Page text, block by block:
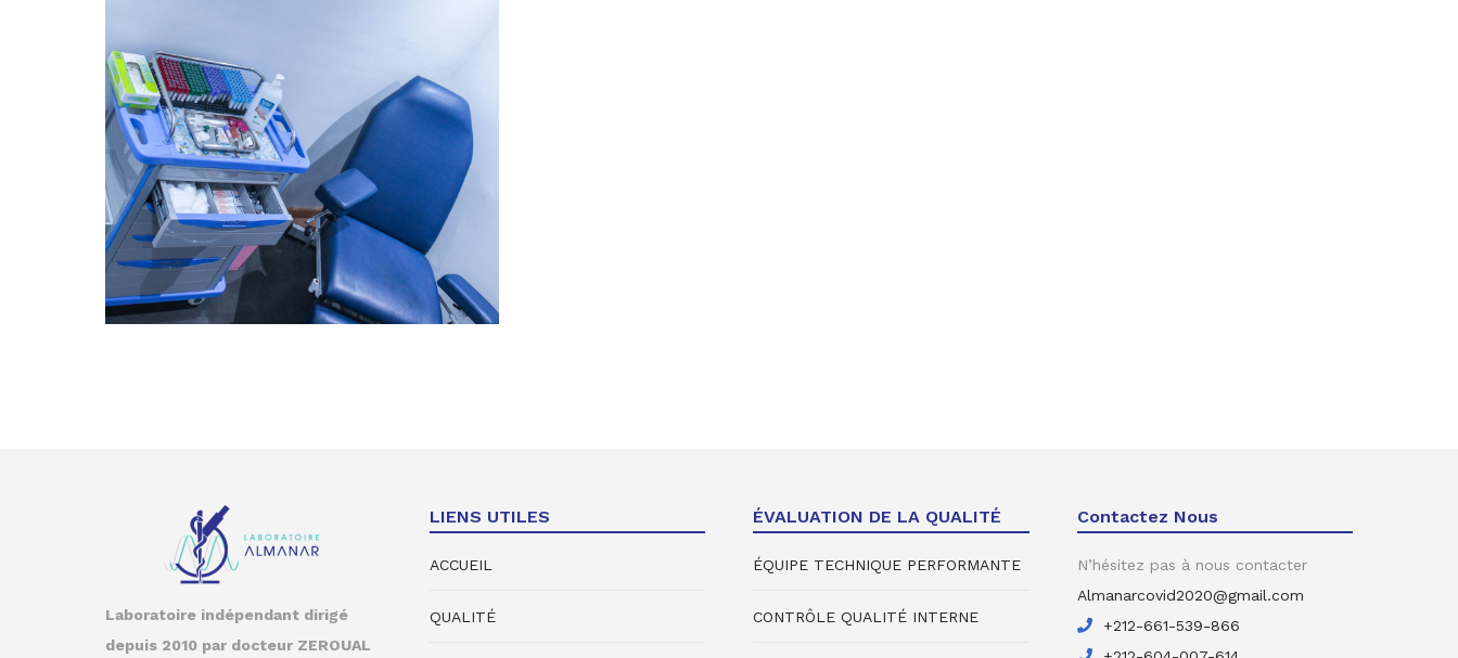
Laboratoire indépendant dirigé
depuis 2010 par docteur ZEROUAL
LIENS UTILES
ACCUEIL
QUALITÉ
ÉVALUATION DE LA QUALITÉ
ÉQUIPE TECHNIQUE PERFORMANTE
CONTRÔLE QUALITÉ INTERNE
Contactez Nous
N’hésitez pas à nous contacter
Almanarcovid2020@gmail.com
+212-661-539-866